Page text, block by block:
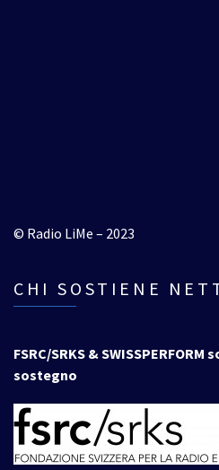
© Radio LiMe – 2023
CHI SOSTIENE
FSRC/SRKS &
sostegno